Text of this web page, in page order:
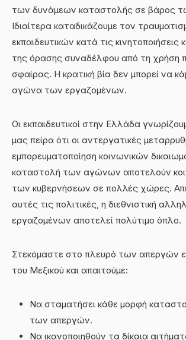
των δυνάμεων καταστολής σε βάρος
Ιδιαίτερα καταδικάζουμε τον
εκπαιδευτικών κατά τις κινητοποιήσεις
της όρασης συναδέλφου από τη χρήση
σφαίρας. Η κρατική βία δεν μπορεί να
αγώνα των εργαζομένων.
Οι εκπαιδευτικοί στην Ελλάδα
μας πείρα ότι οι αντεργατικές
εμπορευματοποίηση κοινωνικών
καταστολή των αγώνων αποτελούν
των κυβερνήσεων σε πολλές χώρες.
αυτές τις πολιτικές, η διεθνιστική
εργαζομένων αποτελεί πολύτιμο όπλο.
Στεκόμαστε στο πλευρό των απεργών
του Μεξικού και απαιτούμε:
Να σταματήσει κάθε μορφή
των απεργών.
Να ικανοποιηθούν τα δίκαια